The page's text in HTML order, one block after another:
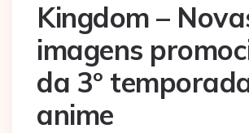
Kingdom –
imagens
da 3º
anime